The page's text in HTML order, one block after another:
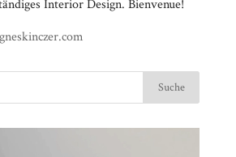
Interior Design. Bienvenue!